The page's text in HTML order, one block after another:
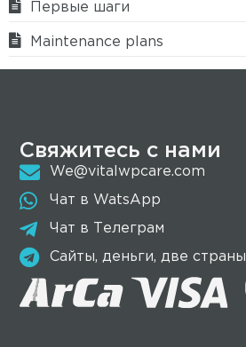
Первые шаги
Maintenance plans
Свяжитесь с нами
We@vitalwpcare.com
Чат в WatsApp
Чат в Телеграм
Сайты, деньги, две страны